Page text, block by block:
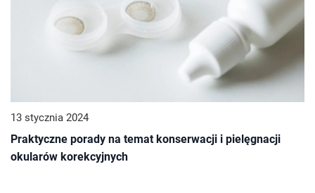
13 stycznia 2024
Praktyczne porady na temat konserwacji i pielęgnacji
okularów korekcyjnych